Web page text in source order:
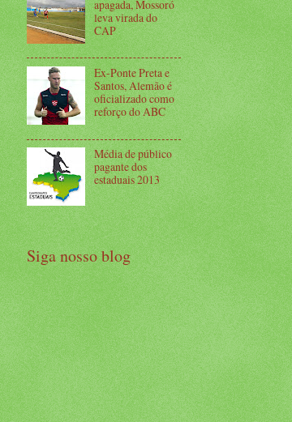
apagada, Mossoró
leva virada do
CAP
Ex-Ponte Preta e
Santos, Alemão é
oficializado como
reforço do ABC
Média de público
pagante dos
estaduais 2013
Siga nosso blog